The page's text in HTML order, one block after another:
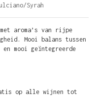
Syrah
aroma’s van rijpe
Mooi balans tussen
mooi geïntegreerde
op alle wijnen tot